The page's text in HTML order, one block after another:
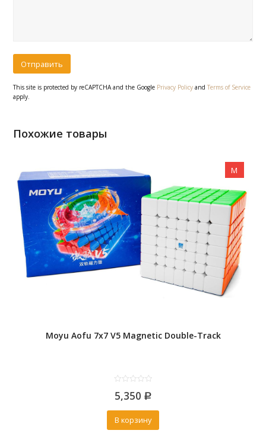
This site is protected by reCAPTCHA and the Google Privacy Policy andTerms of Service
apply.
Похожие товары
M
Moyu Aofu 7x7 V5 Magnetic Double-Track
out
5
5,350 Р
В корзину